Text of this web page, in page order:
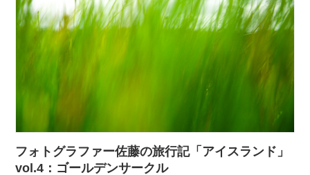
フォトグラファー佐藤の旅行記「アイスランド」
vol.4：ゴールデンサークル